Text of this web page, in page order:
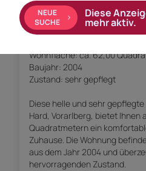
2 Zimmer-Wohnung | Hard |
Wohnfläche: ca. 62,00
Baujahr: 2004
Zustand: sehr gepflegt
Diese helle und sehr
Hard, Vorarlberg, bietet Ihnen
Quadratmetern ein
Zuhause. Die Wohnung
aus dem Jahr 2004 und
hervorragenden Zustand.
NEUE
SUCHE
Diese
mehr aktiv.